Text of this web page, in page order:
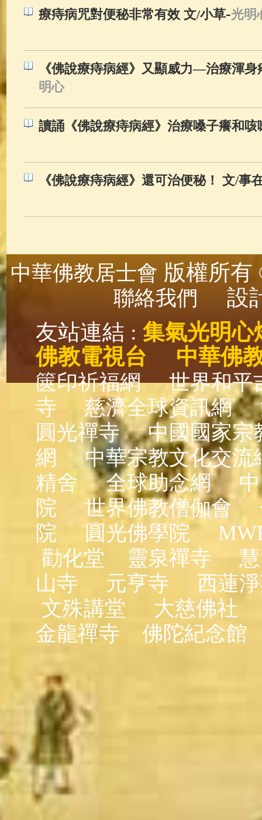
療痔病咒對便秘非常有效 文/小草-光明
《佛說療痔病經》又顯威力—治療渾身
明心
讀誦《佛說療痔病經》治療嗓子癢和咳
《佛說療痔病經》還可治便秘！ 文/事
中華佛教居士會 版權所
聯絡我們
設
友站連結 : 集氣光明心
佛教電視台
中華佛
篋印祈福網
世界和平
寺
慈濟全球資訊網
圓光禪寺
中國國家宗
網
中華宗教文化交流
精舍
全球助念網
院
世界佛教僧伽會
院
圓光佛學院
勸化堂
靈泉禪寺
山寺
元亨寺
西蓮
文殊講堂
大慈佛社
金龍禪寺
佛陀紀念館